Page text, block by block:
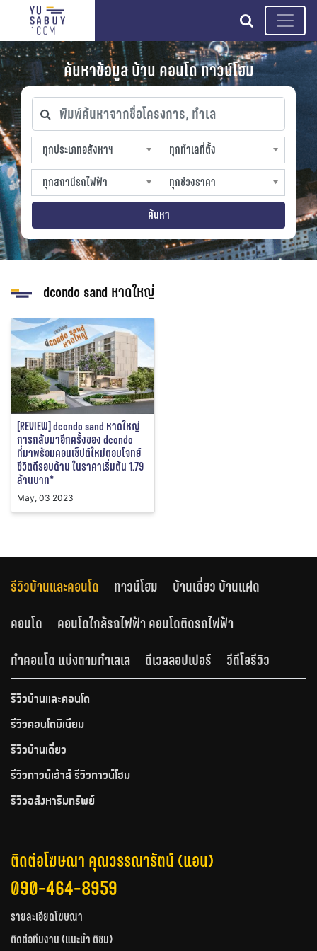
search
ค้นหาข้อมูล บ้าน คอนโด ทาวน์โฮม
พิมพ์ค้นหาจากชื่อโครงการ, ทำเล
ทุกประเภทอสังหาฯ
ทุกประเภทอสังหาฯ
sproperty
ทุกทำเลที่ตั้ง
ทุกทำเลที่ตั้ง
slocation
ทุกสถานีรถไฟฟ้า
ทุกสถานีรถไฟฟ้า
strain-station
ทุกช่วงราคา
ทุกช่วงราคา
sprice
ค้นหา
dcondo sand หาดใหญ่
[REVIEW] dcondo sand หาดใหญ่
การกลับมาอีกครั้งของ dcondo
ที่มาพร้อมคอนเซ็ปต์ใหม่ตอบโจทย์
ชีวิตดีรอบด้าน ในราคาเริ่มต้น 1.79
ล้านบาท*
May, 03 2023
รีวิวบ้านและคอนโด ทาวน์โฮม
บ้านเดี่ยว บ้านแฝด
คอนโด
คอนโดใกล้รถไฟฟ้า คอนโดติดรถไฟฟ้า
ทำคอนโด แบ่งตามทำเลเล
ดีเวลลอปเปอร์ วีดีโอรีวิว
รีวิวบ้านและคอนโด
รีวิวคอนโดมิเนียม
รีวิวบ้านเดี่ยว
รีวิวทาวน์เฮ้าส์ รีวิวทาวน์โฮม
รีวิวอสังหาริมทรัพย์
ติดต่อโฆษณา คุณวรรณารัตน์ (แอน)
090-464-8959
รายละเอียดโฆษณา
ติดต่อทีมงาน (แนะนำ ติชม)